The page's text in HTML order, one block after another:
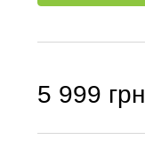
5 999 грн